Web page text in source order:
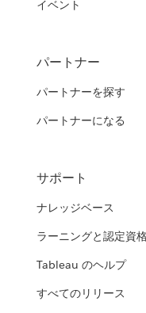
イベント
パートナー
パートナーを探す
パートナーになる
サポート
ナレッジベース
ラーニングと認定資
Tableau のヘルプ
すべてのリリース